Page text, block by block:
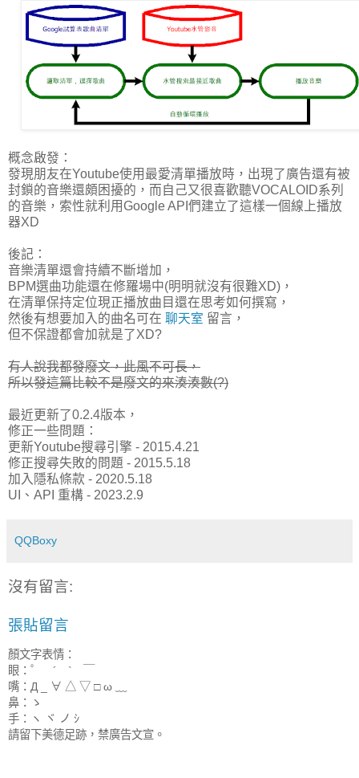
概念啟發：
發現朋友在Youtube使用最愛清單播放時，出現了廣告還有被
封鎖的音樂還頗困擾的，而自己又很喜歡聽VOCALOID系列
的音樂，索性就利用Google API們建立了這樣一個線上播放
器XD
後記：
音樂清單還會持續不斷增加，
BPM選曲功能還在修羅場中(明明就沒有很難XD)，
在清單保持定位現正播放曲目還在思考如何撰寫，
然後有想要加入的曲名可在 聊天室 留言，
但不保證都會加就是了XD?
有人說我都發廢文，此風不可長，
所以發這篇比較不是廢文的來湊湊數(?)
最近更新了0.2.4版本，
修正一些問題：
更新Youtube搜尋引擎 - 2015.4.21
修正搜尋失敗的問題 - 2015.5.18
加入隱私條款 - 2020.5.18
UI、API 重構 - 2023.2.9
QQBoxy
沒有留言:
張貼留言
顏文字表情：
眼：゜ ´ ` ￣
嘴：Д _ ∀ △ ▽ □ ω ﹏
鼻：ゝ
手：ヽ ヾ ノ ｼ
請留下美德足跡，禁廣告文宣。